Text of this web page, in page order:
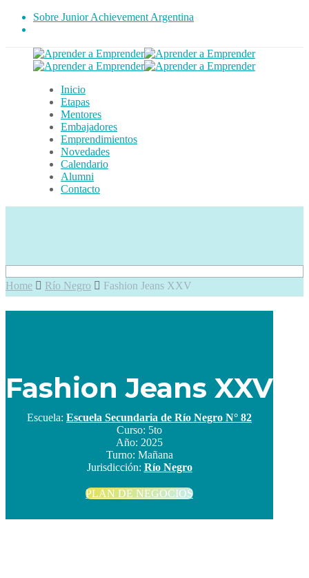
Sobre Junior Achievement Argentina
Inicio
Etapas
Mentores
Embajadores
Emprendimientos
Novedades
Calendario
Alumni
Contacto
Home Río Negro Fashion Jeans XXV
Fashion Jeans XXV
Escuela: Escuela Secundaria de Río Negro N° 82
Curso: 5to
Año: 2025
Turno: Mañana
Jurisdicción: Río Negro
PLAN DE NEGOCIOS